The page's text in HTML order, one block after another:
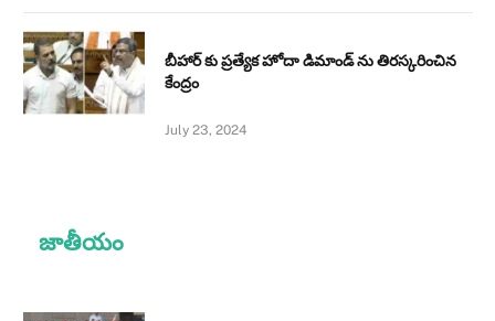
బీహార్ కు ప్రత్యేక హోదా డిమాండ్ ను తిరస్కరించిన
కేంద్రం
July 23, 2024
జాతీయం